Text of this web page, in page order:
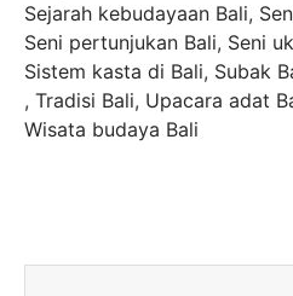
Sejarah kebudayaan Bali,
Seni pertunjukan Bali, Seni
Sistem kasta di Bali, Subak
, Tradisi Bali, Upacara adat
Wisata budaya Bali